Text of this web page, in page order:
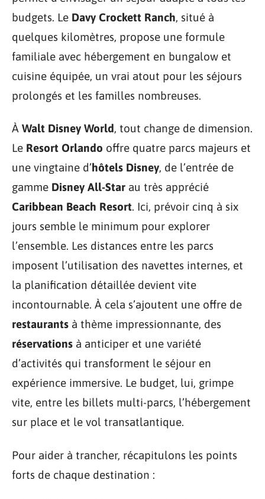
budgets. Le Davy Crockett Ranch, situé à
quelques kilomètres, propose une formule
familiale avec hébergement en bungalow et
cuisine équipée, un vrai atout pour les séjours
prolongés et les familles nombreuses.
À Walt Disney World, tout change de dimension.
Le Resort Orlando offre quatre parcs majeurs et
une vingtaine d’hôtels Disney, de l’entrée de
gamme Disney All-Star au très apprécié
Caribbean Beach Resort. Ici, prévoir cinq à six
jours semble le minimum pour explorer
l’ensemble. Les distances entre les parcs
imposent l’utilisation des navettes internes, et
la planification détaillée devient vite
incontournable. À cela s’ajoutent une offre de
restaurants à thème impressionnante, des
réservations à anticiper et une variété
d’activités qui transforment le séjour en
expérience immersive. Le budget, lui, grimpe
vite, entre les billets multi-parcs, l’hébergement
sur place et le vol transatlantique.
Pour aider à trancher, récapitulons les points
forts de chaque destination :